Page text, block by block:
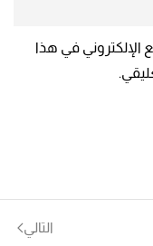
الإلكتروني في هذا
التالي